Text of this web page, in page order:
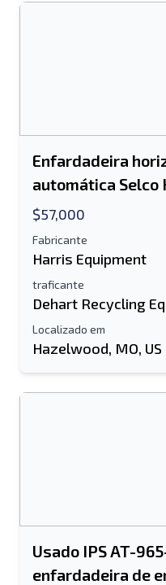
Send a
Nome completo
Endereço de e-mail
Móvel
Enfardadeira
automática Selco
$57,000
Fabricante
Harris Equipment
traficante
Dehart Recycling
Localizado em
Hazelwood, MO, US
Usado IPS AT-
enfardadeira de
Enviar lista para e-
Lista de texto para
Seu nome completo